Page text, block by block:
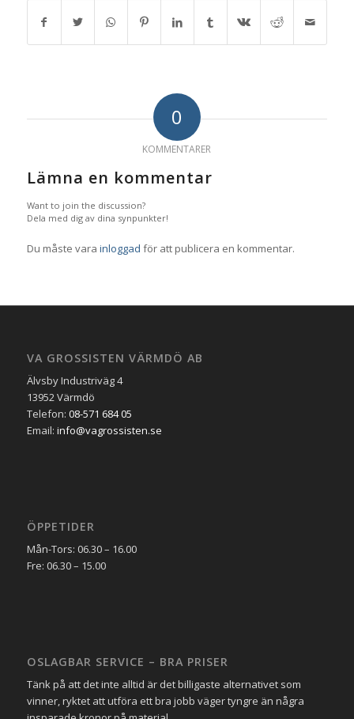
0
KOMMENTARER
Lämna en kommentar
Want to join the discussion?
Dela med dig av dina synpunkter!
Du måste vara inloggad för att publicera en kommentar.
VA GROSSISTEN VÄRMDÖ AB
Älvsby Industriväg 4
13952 Värmdö
Telefon: 08-571 684 05
Email: info@vagrossisten.se
ÖPPETIDER
Mån-Tors: 06.30 – 16.00
Fre: 06.30 – 15.00
OSLAGBAR SERVICE – BRA PRISER
Tänk på att det inte alltid är det billigaste alternativet som
vinner, ryktet att utföra ett bra jobb väger tyngre än några